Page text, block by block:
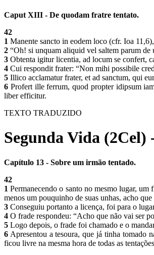
Caput XIII - De quodam fratre tentato.
42
1 Manente sancto in eodem loco (cfr. Ioa
2 “Oh! si unquam aliquid vel saltem parum
3 Obtenta igitur licentia, ad locum se confert,
4 Cui respondit frater: “Non mihi possibile
5 Illico acclamatur frater, et ad sanctum, qui
6 Profert ille ferrum, quod propter idipsum
liber efficitur.
TEXTO TRADUZIDO
Segunda Vida (2Cel)
Capítulo 13 - Sobre um irmão tentado.
42
1 Permanecendo o santo no mesmo lugar,
menos um pouquinho de suas unhas, acho
3 Conseguiu portanto a licença, foi para o
4 O frade respondeu: “Acho que não vai ser
5 Logo depois, o frade foi chamado e o
6 Apresentou a tesoura, que já tinha tomado
ficou livre na mesma hora de todas as